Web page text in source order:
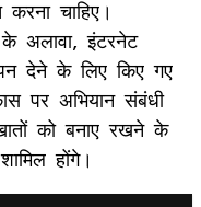
चाहिए।
अलावा, इंटरनेट
देने के लिए किए गए
पर अभियान संबंधी
को बनाए रखने के
होंगे।